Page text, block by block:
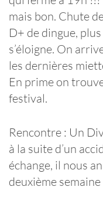
mais bon. Chute
D+ de dingue,
s’éloigne. On
les dernières
En prime on
festival.
Rencontre : Un
à la suite d’un
échange, il nous
deuxième